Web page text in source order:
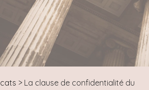
> La clause de confidentialité du